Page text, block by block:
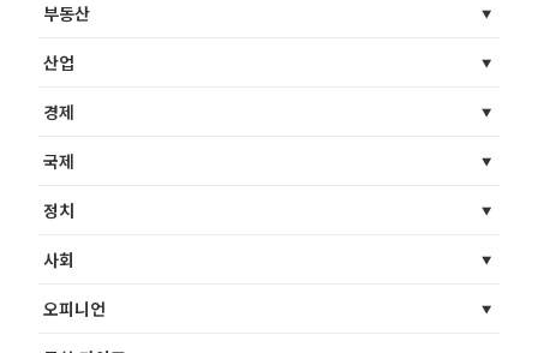
부동산
산업
경제
국제
정치
사회
오피니언